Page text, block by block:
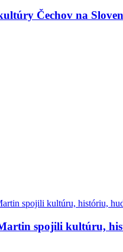
Čechov na
spojili kultúru,